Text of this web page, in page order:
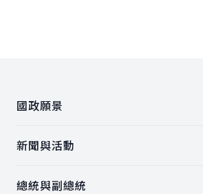
國政願景
新聞與活動
總統與副總統